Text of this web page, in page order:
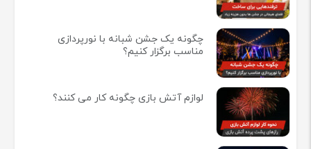
چگونه یک جشن شبانه با نورپردازی
مناسب برگزار کنیم؟
لوازم آتش بازی چگونه کار می کنند؟